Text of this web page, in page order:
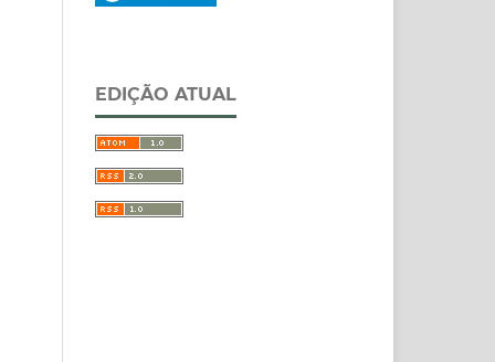
EDIÇÃO ATUAL